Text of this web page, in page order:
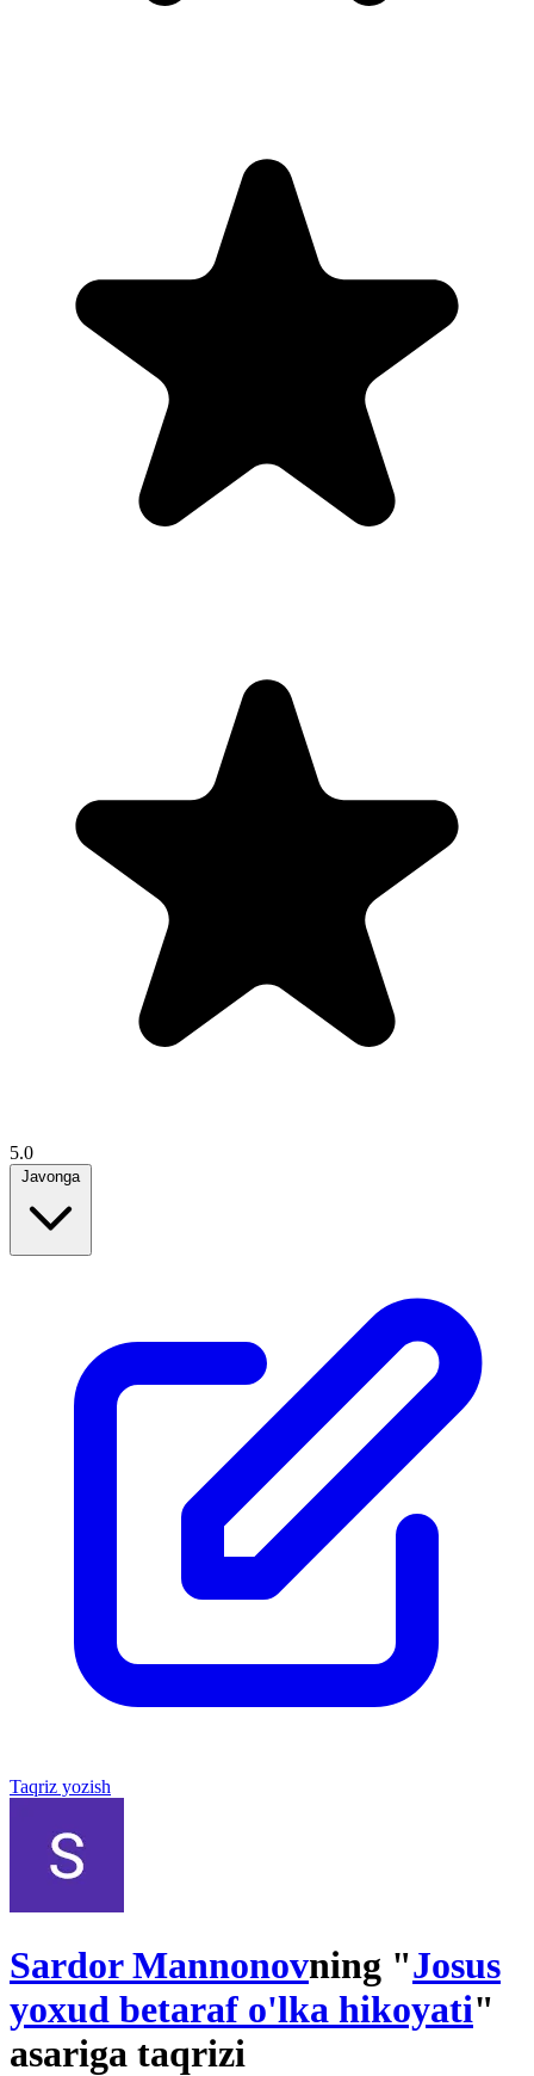
5.0
Javonga
Taqriz yozish
Sardor Mannonovning "Josus
yoxud betaraf o'lka hikoyati"
asariga taqrizi